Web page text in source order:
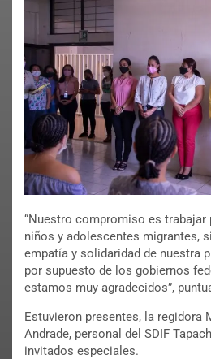
“Nuestro compromiso es
niños y adolescentes migrantes,
empatía y solidaridad de nuestra
por supuesto de los gobiernos
estamos muy agradecidos”,
Estuvieron presentes, la regidora
Andrade, personal del SDIF
invitados especiales.